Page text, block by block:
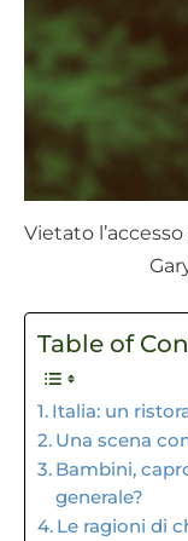
Vietato
Table of
Italia: un
Una scena
Bambini,
generale?
Le ragioni di